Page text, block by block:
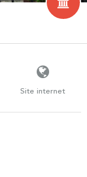
Site internet